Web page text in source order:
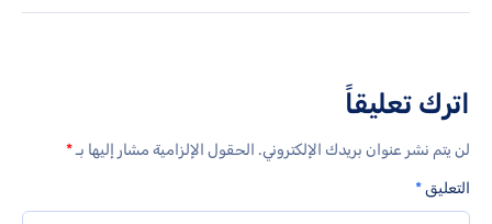
اترك تعليقاً
لن يتم نشر عنوان بريدك الإلكتروني. الحقول الإلزامية مشار إليها بـ*
التعليق*